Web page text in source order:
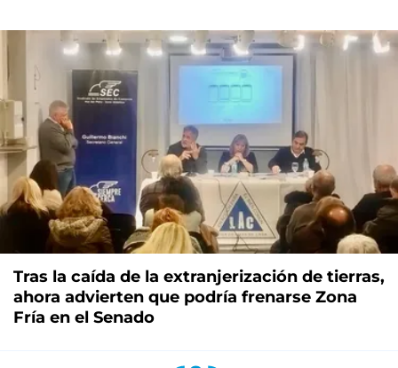
Tras la caída de la extranjerización de tierras,
ahora advierten que podría frenarse Zona
Fría en el Senado